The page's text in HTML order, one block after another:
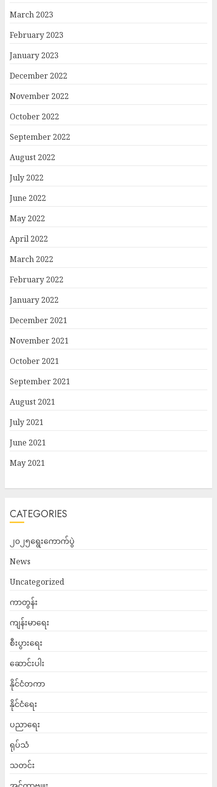
March 2023
February 2023
January 2023
December 2022
November 2022
October 2022
September 2022
August 2022
July 2022
June 2022
May 2022
April 2022
March 2022
February 2022
January 2022
December 2021
November 2021
October 2021
September 2021
August 2021
July 2021
June 2021
May 2021
CATEGORIES
၂၀၂၅ရွေးကောက်ပွဲ
News
Uncategorized
ကာတွန်း
ကျန်းမာရေး
စီးပွားရေး
ဆောင်းပါး
နိုင်ငံတကာ
နိုင်ငံရေး
ပညာရေး
ရုပ်သံ
သတင်း